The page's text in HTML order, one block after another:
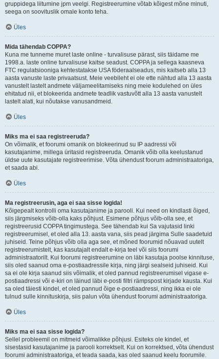
gruppidega liitumine jpm veelgi. Registreerumine võtab kõigest mõne minuti,
seega on soovituslik omale konto teha.
Üles
Mida tähendab COPPA?
Kuna me tunneme muret laste online - turvalisuse pärast, siis täidame me
1998.a. laste online turvalisuse kaitse seadust. COPPA ja sellega kaasneva
FTC regulatsiooniga kehtestatakse USA föderaalseadus, mis kaitseb alla 13
aasta vanuste laste privaatsust. Meie veebileht ei ole ette nähtud alla 13 aasta
vanustelt lastelt andmete väljameelitamiseks ning meie kodulehed on üles
ehitatud nii, et blokeerida andmete teadlik vastuvõtt alla 13 aasta vanustelt
lastelt alati, kui nõutakse vanusandmeid.
Üles
Miks ma ei saa registreeruda?
On võimalik, et foorumi omanik on blokeerinud su IP aadressi või
kasutajanime, millega üritasid registreeruda. Omanik võib olla keelustanud
üldse uute kasutajate registreerimise. Võta ühendust foorum administraatoriga,
et saada abi.
Üles
Ma registreerusin, aga ei saa sisse logida!
Kõigepealt kontrolli oma kasutajanime ja parooli. Kui need on kindlasti õiged,
siis järgmiseks võib-olla kaks põhjust. Esimene põhjus võib-olla see, et
registreerusid COPPA tingimustega. See tähendab kui Sa vajutasid linki
registreerumisel, et oled alla 13. aasta vana, siis pead järgima Sulle saadetuid
juhiseid. Teine põhjus võib olla aga see, et mõned foorumid nõuavad uutelt
registreerumistelt, kas kasutajalt endalt e-kirja teel või siis foorumi
administraatorilt. Kui foorumi registreerumine on läbi kasutaja poolse kinnituse,
siis oled saanud oma e-postiaadressile kirja, ning järgi sealseid juhiseid. Kui
sa ei ole kirja saanud siis võimalik, et oled pannud registreerumisel vigase e-
postiaadressi või e-kiri on läinud läbi e-posti filtri rämpspost kirjade kausta. Kui
sa oled täiesti kindel, et oled pannud õige e-postiaadressi, ning ikka ei ole
tulnud sulle kinnituskirja, siis palun võta ühendust foorumi administraatoriga.
Üles
Miks ma ei saa sisse logida?
Sellel probleemil on mitmeid võimalikke põhjusi. Esiteks ole kindel, et
sisestasid kasutajanime ja parooli korrektselt. Kui on korrektsed, võta ühendust
foorumi administraatoriga, et teada saada, kas oled saanud keelu foorumile.